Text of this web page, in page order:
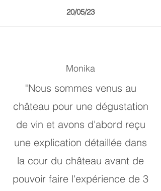
20/05/23
Monika
"Nous sommes venus au
château pour une dégustation
de vin et avons d'abord reçu
une explication détaillée dans
la cour du château avant de
pouvoir faire l'expérience de 3